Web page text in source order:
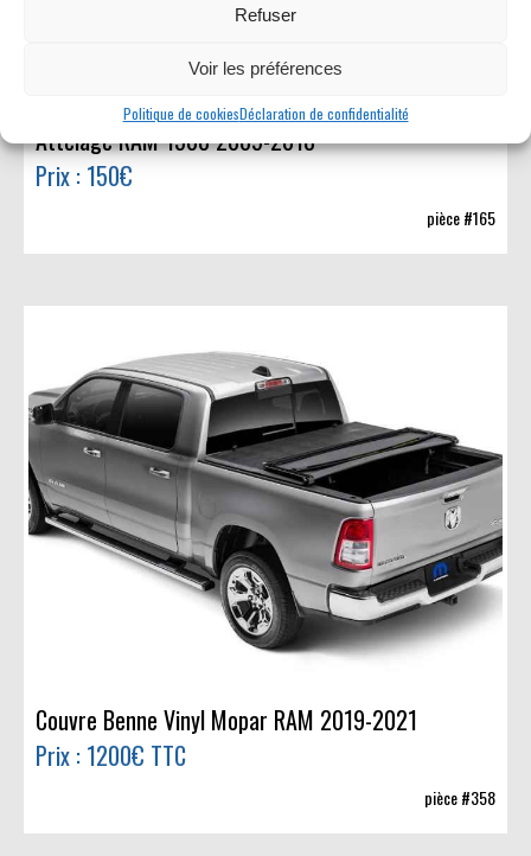
Refuser
Voir les préférences
Politique de cookiesDéclaration de confidentialité
Attelage RAM 1500 2009-2018
Prix : 150€
pièce #165
Couvre Benne Vinyl Mopar RAM 2019-2021
Prix : 1200€ TTC
pièce #358